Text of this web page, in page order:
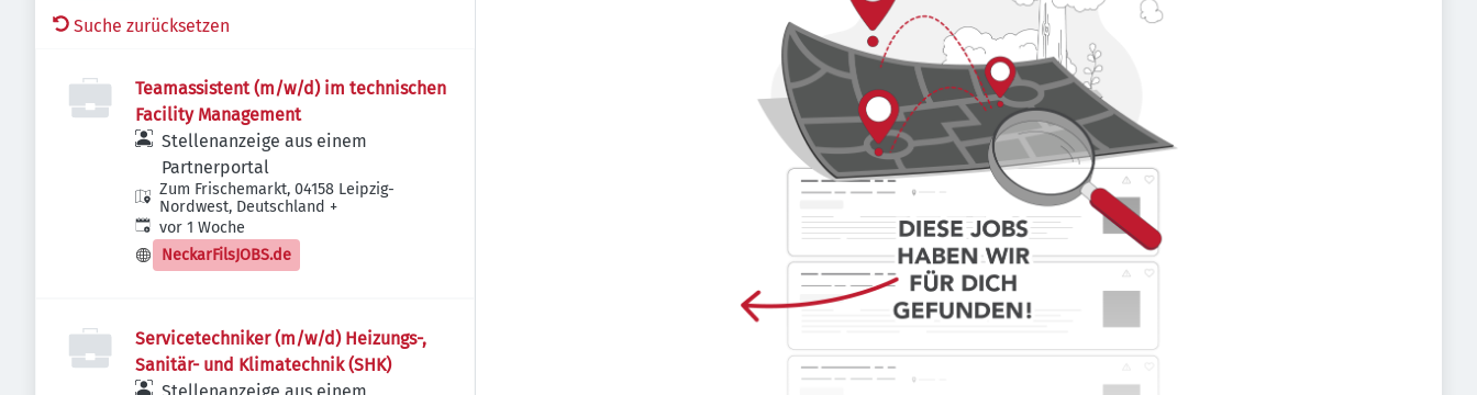
Suche zurücksetzen
Teamassistent (m/w/d) im technischen
Facility Management
Stellenanzeige aus einem
Partnerportal
Zum Frischemarkt, 04158 Leipzig-
Nordwest, Deutschland +
Veröffentlicht:
vor 1 Woche
NeckarFilsJOBS.de
Servicetechniker (m/w/d) Heizungs-,
Sanitär- und Klimatechnik (SHK)